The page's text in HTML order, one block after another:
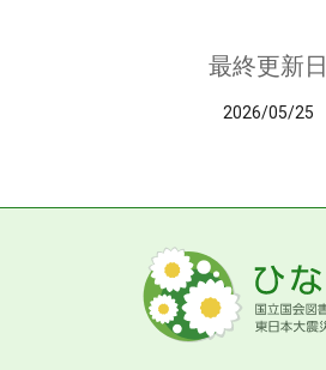
最終更新日
2026/05/25